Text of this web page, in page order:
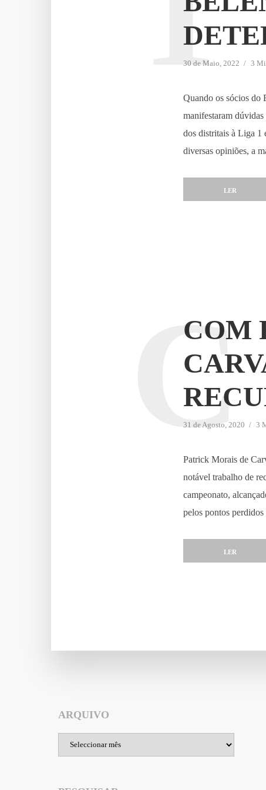
30 de Maio, 2022 3
Quando os sócios do
manifestaram
dos distritais à Liga 1
diversas opiniões, a
LER
COM
31 de Agosto, 2020 3
C
Patrick Morais de
notável trabalho de
campeonato,
pelos pontos
LER
ARQUIVO
Arquivo